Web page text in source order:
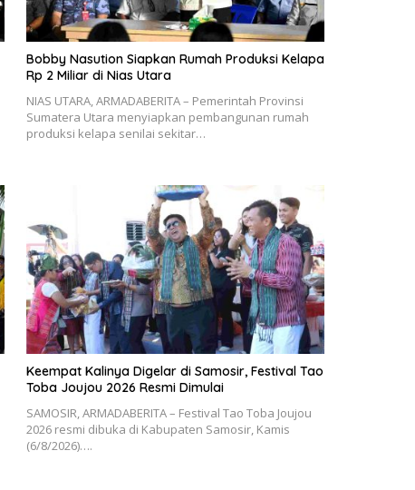
Bobby Nasution Siapkan Rumah Produksi Kelapa
Rp 2 Miliar di Nias Utara
NIAS UTARA, ARMADABERITA – Pemerintah Provinsi
Sumatera Utara menyiapkan pembangunan rumah
produksi kelapa senilai sekitar…
Keempat Kalinya Digelar di Samosir, Festival Tao
Toba Joujou 2026 Resmi Dimulai
SAMOSIR, ARMADABERITA – Festival Tao Toba Joujou
2026 resmi dibuka di Kabupaten Samosir, Kamis
(6/8/2026)….